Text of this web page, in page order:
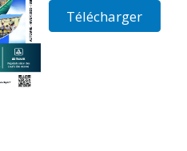
Télécharger